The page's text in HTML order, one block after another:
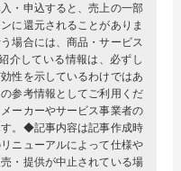
・申込すると、売上の一部
に還元されることがありま
場合には、商品・サービス
介している情報は、必ずし
性を示しているわけではあ
参考情報としてご利用くだ
ーカーやサービス事業者の
。◆記事内容は記事作成時
ニューアルによって仕様や
・提供が中止されている場